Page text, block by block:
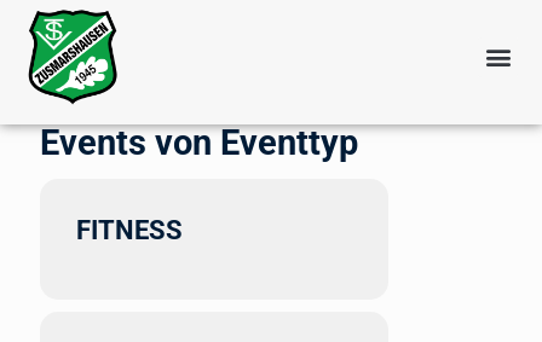
Events von Eventtyp
FITNESS